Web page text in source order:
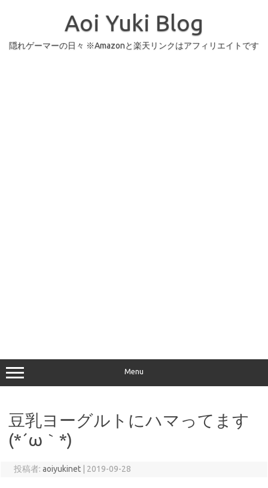
Aoi Yuki Blog
隠れゲーマーの日々 ※Amazonと楽天リンクはアフィリエイトです
Menu
豆乳ヨーグルトにハマってます
(*´ω｀*)
投稿者: aoiyukinet 2019-09-28